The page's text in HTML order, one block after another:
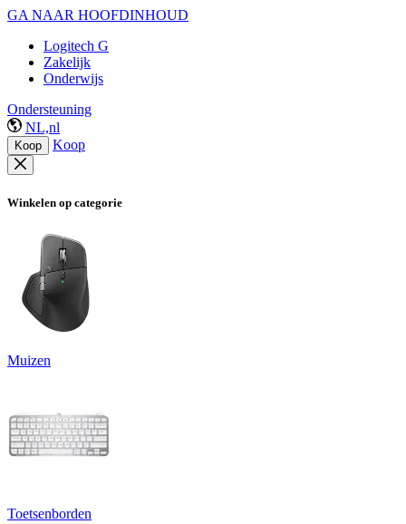
GA NAAR HOOFDINHOUD
Logitech G
Zakelijk
Onderwijs
Ondersteuning
NL,nl
Koop Koop
Winkelen op categorie
Muizen
Toetsenborden